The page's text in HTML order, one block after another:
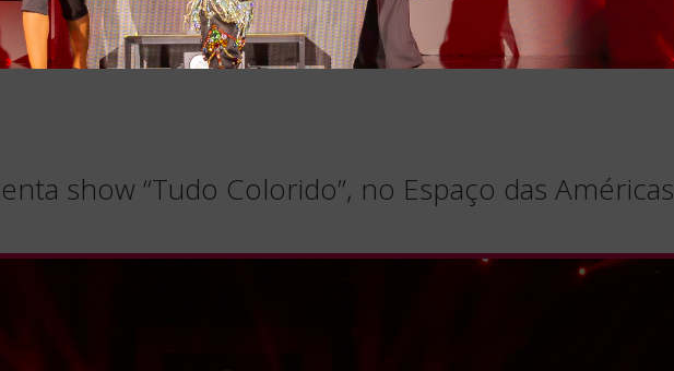
show “Tudo Colorido”, no Espaço das Américas